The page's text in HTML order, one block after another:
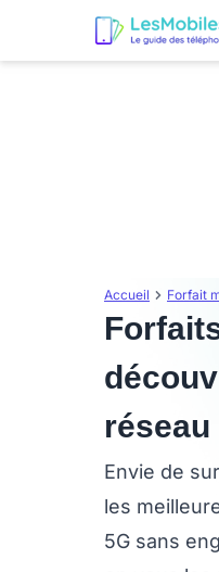
Accueil Forfait
réseau
Envie de
les
5G sans